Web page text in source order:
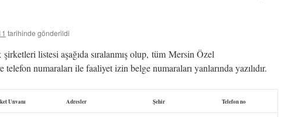
tarihinde gönderildi
listesi aşağıda sıralanmış olup, tüm Mersin Özel
numaraları ile faaliyet izin belge numaraları yanlarında yazılıdır.
Unvanı Adresler Şehir Telefon no